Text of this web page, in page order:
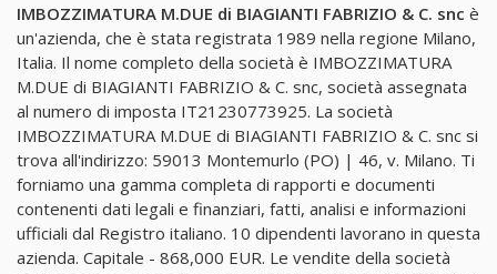
IMBOZZIMATURA M.DUE di BIAGIANTI FABRIZIO & C. snc è
un'azienda, che è stata registrata 1989 nella regione Milano,
Italia. Il nome completo della società è IMBOZZIMATURA
M.DUE di BIAGIANTI FABRIZIO & C. snc, società assegnata
al numero di imposta IT21230773925. La società
IMBOZZIMATURA M.DUE di BIAGIANTI FABRIZIO & C. snc si
trova all'indirizzo: 59013 Montemurlo (PO) | 46, v. Milano. Ti
forniamo una gamma completa di rapporti e documenti
contenenti dati legali e finanziari, fatti, analisi e informazioni
ufficiali dal Registro italiano. 10 dipendenti lavorano in questa
azienda. Capitale - 868,000 EUR. Le vendite della società